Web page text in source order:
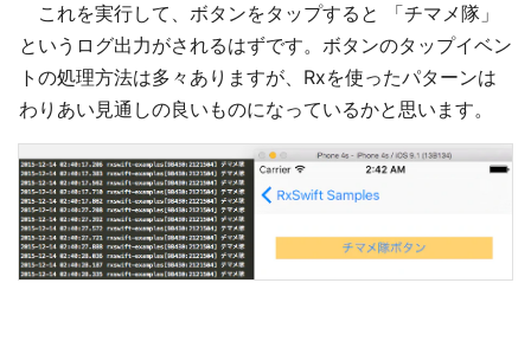
これを実行して、ボタンをタップすると 「チマメ隊」
というログ出力がされるはずです。ボタンのタップイベン
トの処理方法は多々ありますが、Rxを使ったパターンは
わりあい見通しの良いものになっているかと思います。